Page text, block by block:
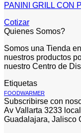
PANINI GRILL CON
Cotizar
Quienes Somos?
Somos una Tienda
nuestros productos
nuestro Centro de
Etiquetas
FOODWARMER
Subscribirse con
Av Vallarta 3233
Guadalajara, Jalisco